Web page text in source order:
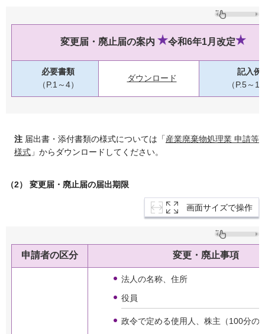
変更届・廃止届の案内 令和6年1月改定
必要書類
（P.1～4）
ダウンロード
記入例
（P.5～
注 届出書・添付書類の様式については「産業廃棄物処理業 申請等
様式 」からダウンロードしてください。
（2） 変更届・廃止届の届出期限
画面サイズで操作
申請者の区分 変更・廃止事項
法人の名称、住所
役員
政令で定める使用人、株主（100分の